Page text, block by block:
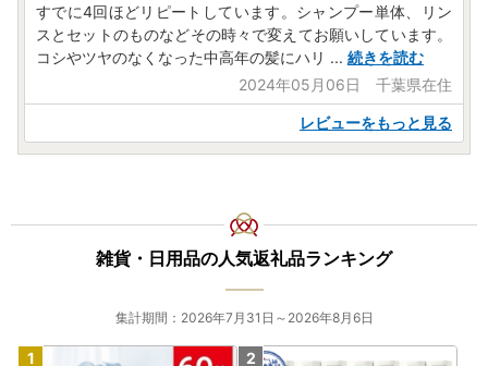
すでに4回ほどリピートしています。シャンプー単体、リン
スとセットのものなどその時々で変えてお願いしています。
コシやツヤのなくなった中高年の髪にハリ ... 続きを読む
2024年05月06日 千葉県在住
レビューをもっと見る
雑貨・日用品の人気返礼品ランキング
集計期間：2026年7月31日～2026年8月6日